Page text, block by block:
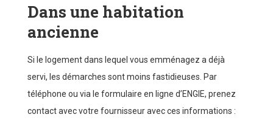
Dans une habitation
ancienne
Si le logement dans lequel vous emménagez a déjà
servi, les démarches sont moins fastidieuses. Par
téléphone ou via le formulaire en ligne d’ENGIE, prenez
contact avec votre fournisseur avec ces informations :